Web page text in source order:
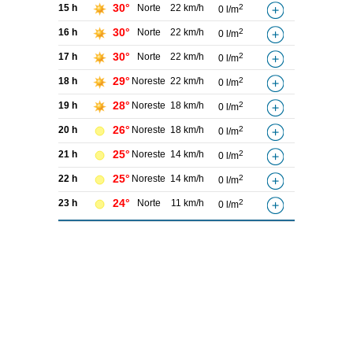
15 h 30° Norte 22 km/h 0 l/m2
16 h 30° Norte 22 km/h 0 l/m2
17 h 30° Norte 22 km/h 0 l/m2
18 h 29° Noreste 22 km/h 0 l/m2
19 h 28° Noreste 18 km/h 0 l/m2
20 h 26° Noreste 18 km/h 0 l/m2
21 h 25° Noreste 14 km/h 0 l/m2
22 h 25° Noreste 14 km/h 0 l/m2
23 h 24° Norte 11 km/h 0 l/m2